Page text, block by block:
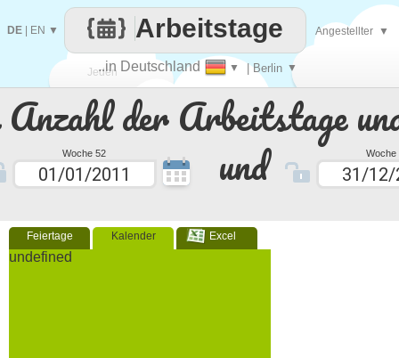
Anzahl der Arbeitstage
Woche 52 und Woche
Feiertage Kalender Excel
undefined
Jeden
Tag
..in Deutschland ▼ | Berlin ▼
Arbeitstage
DE EN ▼ Angestellter ▼